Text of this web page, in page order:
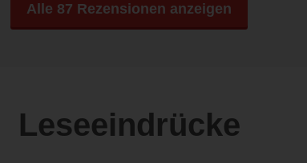
Alle 87 Rezensionen anzeigen
Leseeindrücke